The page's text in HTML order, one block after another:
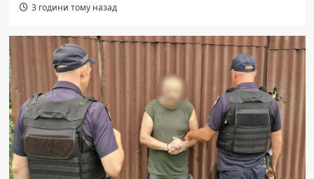
3 години тому назад